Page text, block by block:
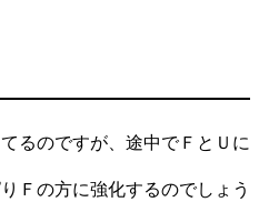
るのですが、途中でＦとＵに
Ｆの方に強化するのでしょう